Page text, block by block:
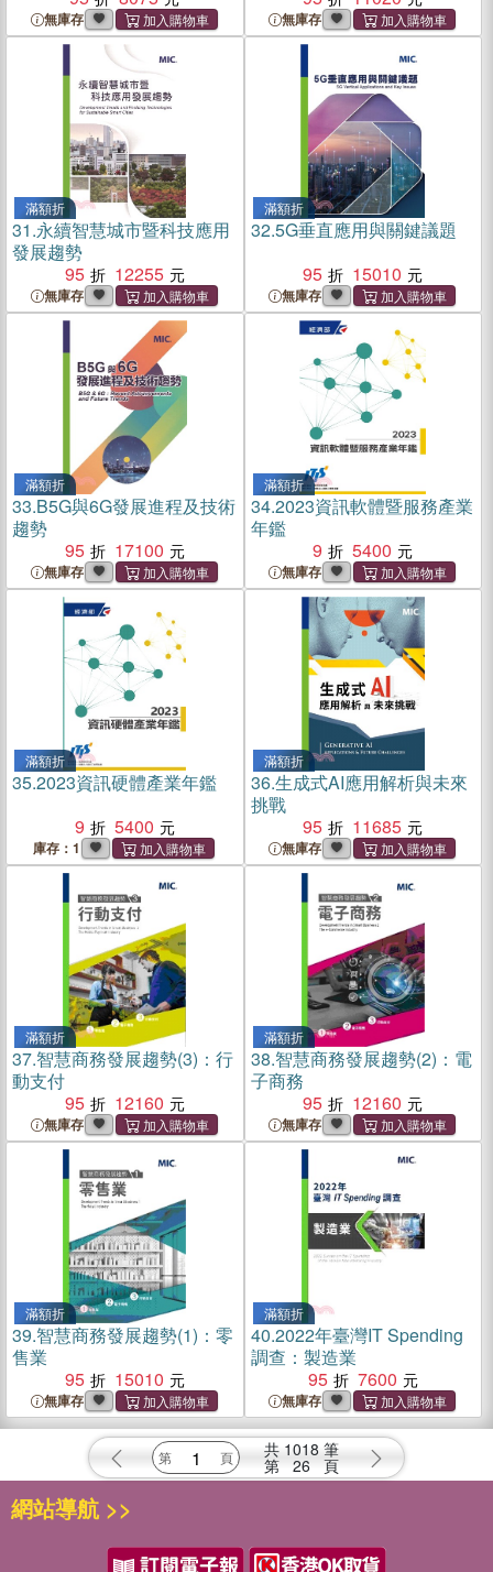
無庫存 無庫存
滿額折
31.永續智慧城市暨科技應用
發展趨勢
95
12255
無庫存
滿額折
32.5G垂直應用與關鍵議題
95
15010
無庫存
滿額折
33.B5G與6G發展進程及技術
趨勢
95
17100
無庫存
滿額折
34.2023資訊軟體暨服務產業
年鑑
9
5400
無庫存
滿額折
35.2023資訊硬體產業年鑑
9
5400
庫存：1
滿額折
36.生成式AI應用解析與未來
挑戰
95
11685
無庫存
滿額折
37.智慧商務發展趨勢(3)：行
動支付
95
12160
無庫存
滿額折
38.智慧商務發展趨勢(2)：電
子商務
95
12160
無庫存
滿額折
39.智慧商務發展趨勢(1)：零
售業
95
15010
無庫存
滿額折
40.2022年臺灣IT Spending
調查：製造業
95
7600
無庫存
共 1018 筆
第 26 頁
網站導航 >>